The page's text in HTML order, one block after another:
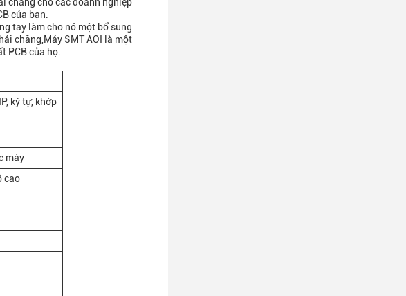
của bạn.
tay làm cho nó một bổ sung
chăng,Máy SMT AOI là một
PCB của họ.
ký tự, khớp
máy
cao